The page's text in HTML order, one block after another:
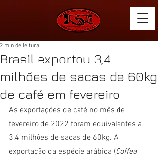
Brasil exportou 3,4
milhões de sacas de 60kg
de café em fevereiro
2 min de leitura
As exportações de café no mês de
fevereiro de 2022 foram equivalentes a
3,4 milhões de sacas de 60kg. A
exportação da espécie arábica (Coffea